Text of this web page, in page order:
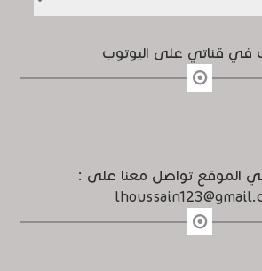
في قناتي على اليوتوب
الموقع تواصل معنا على :